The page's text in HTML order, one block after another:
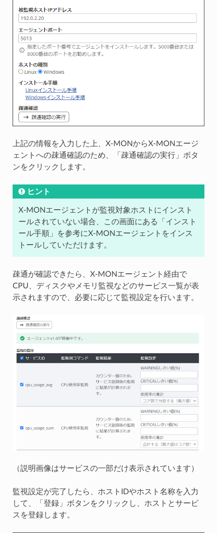
上記の情報を入力した上、X-MONからX-MONエージ
ェントへの疎通確認のため、「疎通確認の実行」ボタ
ンをクリックします。
ヒント
X-MONエージェントが監視対象ホストにインスト
ールされていない場合、この画面にある「インスト
ール手順」を参考にX-MONエージェントをインス
トールしていただけます。
疎通が確認できたら、X-MONエージェント経由で
CPU、ディスクやメモリ監視などのサービス一覧が表
示されますので、必要に応じて監視設定を行います。
（説明画像はサービスの一部だけ表示されています）
監視設定が完了したら、ホストIDやホスト名称を入力
して、「登録」ボタンをクリックし、ホストとサービ
スを登録します。